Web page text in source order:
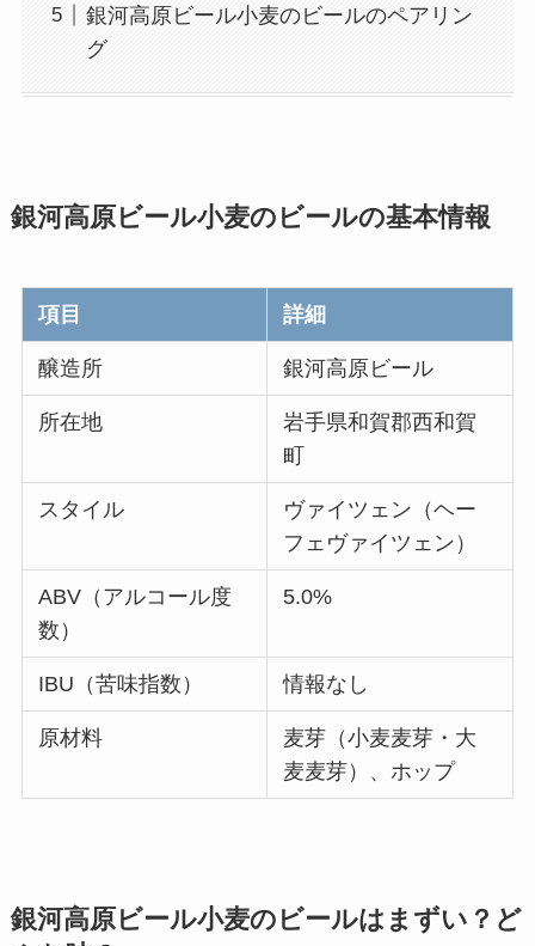
銀河高原ビール小麦のビールのペアリン
グ
銀河高原ビール小麦のビールの基本情報
項目 詳細
醸造所 銀河高原ビール
所在地
岩手県和賀郡西和賀
町
スタイル
ヴァイツェン（ヘー
フェヴァイツェン）
ABV（アルコール度
数）
5.0%
IBU（苦味指数） 情報なし
原材料
麦芽（小麦麦芽・大
麦麦芽）、ホップ
銀河高原ビール小麦のビールはまずい？ど